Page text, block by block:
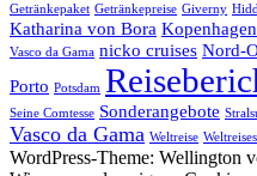
Getränkepaket Getränkepreise Giverny
Katharina von Bora Kopenhagen
Vasco da Gama nicko cruises Nord-
Porto Potsdam
Seine Comtesse Sonderangebote
Vasco da Gama Weltreise
WordPress-Theme: Wellington